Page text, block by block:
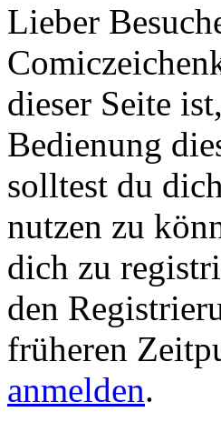
Lieber
dieser Seite
Bedienung
solltest du
nutzen zu
dich zu
den
früheren
anmelden.